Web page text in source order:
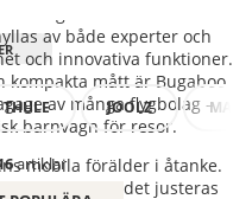
av både experter och
och innovativa funktioner.
kompakta mått är Bugaboo
av många flygbolag –
barnvagn för resor.
mobila förälder i åtanke.
hand, ryggstödet justeras
THULE JOOLZ
artiklar